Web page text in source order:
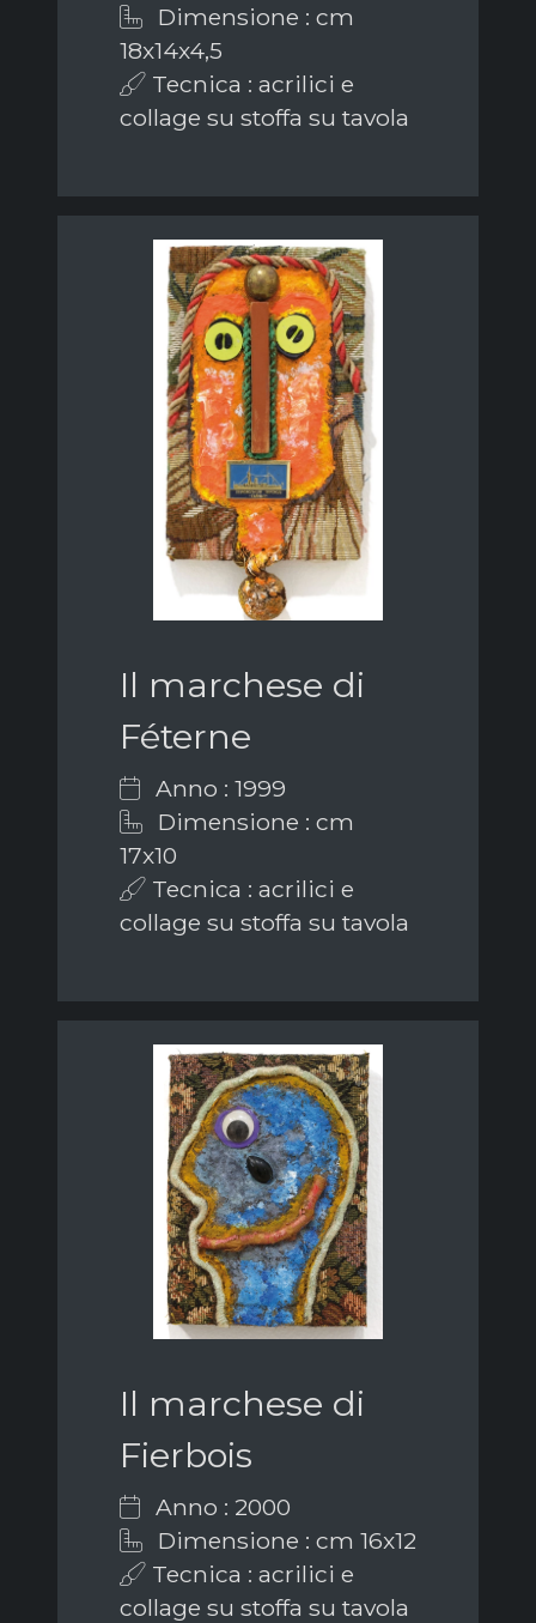
Dimensione : cm
18x14x4,5
Tecnica : acrilici e
collage su stoffa su tavola
Il marchese di
Féterne
Anno : 1999
Dimensione : cm
17x10
Tecnica : acrilici e
collage su stoffa su tavola
Il marchese di
Fierbois
Anno : 2000
Dimensione : cm 16x12
Tecnica : acrilici e
collage su stoffa su tavola